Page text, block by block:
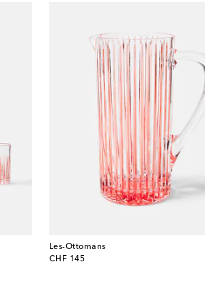
Les-Ottomans
CHF 145
original price